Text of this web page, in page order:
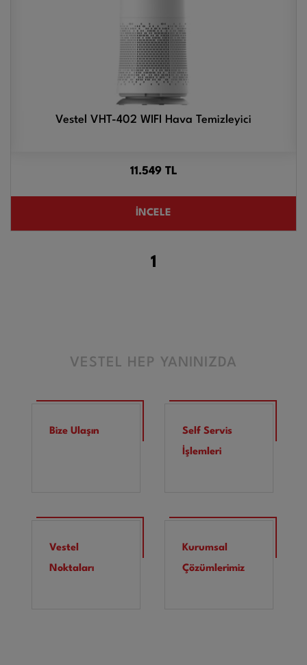
Vestel VHT-402 WIFI Hava Temizleyici
11.549 TL
İNCELE
1
VESTEL HEP YANINIZDA
Bize Ulaşın
Self Servis
İşlemleri
Vestel
Noktaları
Kurumsal
Çözümlerimiz